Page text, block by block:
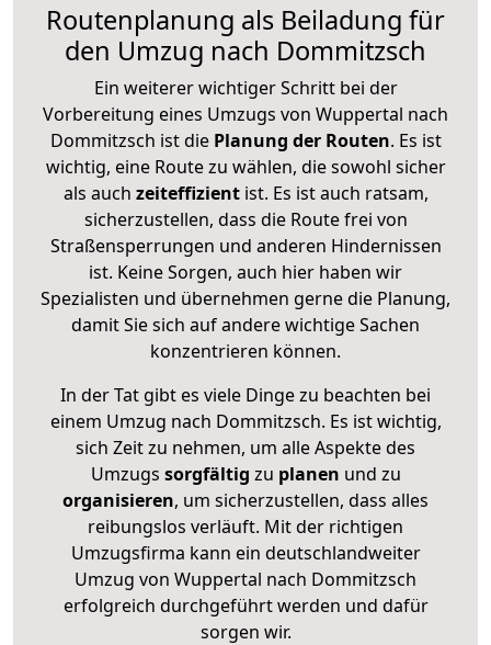
Routenplanung als Beiladung für
den Umzug nach Dommitzsch
Ein weiterer wichtiger Schritt bei der
Vorbereitung eines Umzugs von Wuppertal nach
Dommitzsch ist diePlanung der Routen. Es ist
wichtig, eine Route zu wählen, die sowohl sicher
als auch zeiteffizientist. Es ist auch ratsam,
sicherzustellen, dass die Route frei von
Straßensperrungen und anderen Hindernissen
ist. Keine Sorgen, auch hier haben wir
Spezialisten und übernehmen gerne die Planung,
damit Sie sich auf andere wichtige Sachen
konzentrieren können.
In der Tat gibt es viele Dinge zu beachten bei
einem Umzug nach Dommitzsch. Es ist wichtig,
sich Zeit zu nehmen, um alle Aspekte des
Umzugs sorgfältig zu planen und zu
organisieren, um sicherzustellen, dass alles
reibungslos verläuft. Mit der richtigen
Umzugsfirma kann ein deutschlandweiter
Umzug von Wuppertal nach Dommitzsch
erfolgreich durchgeführt werden und dafür
sorgen wir.